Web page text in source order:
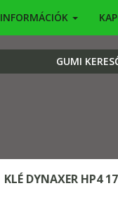
INFORMÁCIÓK
GUMI
KLÉ DYNAXER HP4